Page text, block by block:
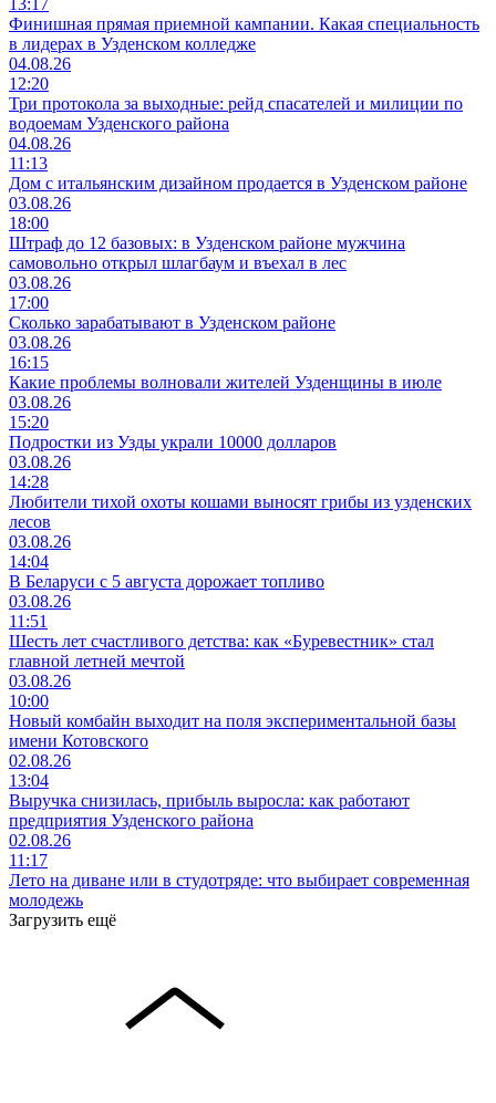
Финишная прямая приемной кампании. Какая специальность
в лидерах в Узденском колледже
04.08.26
12:20
Три протокола за выходные: рейд спасателей и милиции по
водоемам Узденского района
04.08.26
11:13
Дом с итальянским дизайном продается в Узденском районе
03.08.26
18:00
Штраф до 12 базовых: в Узденском районе мужчина
самовольно открыл шлагбаум и въехал в лес
03.08.26
17:00
Сколько зарабатывают в Узденском районе
03.08.26
16:15
Какие проблемы волновали жителей Узденщины в июле
03.08.26
15:20
Подростки из Узды украли 10000 долларов
03.08.26
14:28
Любители тихой охоты кошами выносят грибы из узденских
лесов
03.08.26
14:04
В Беларуси с 5 августа дорожает топливо
03.08.26
11:51
Шесть лет счастливого детства: как «Буревестник» стал
главной летней мечтой
03.08.26
10:00
Новый комбайн выходит на поля экспериментальной базы
имени Котовского
02.08.26
13:04
Выручка снизилась, прибыль выросла: как работают
предприятия Узденского района
02.08.26
11:17
Лето на диване или в студотряде: что выбирает современная
молодежь
Загрузить ещё